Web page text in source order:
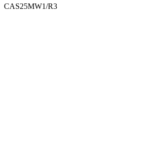
CAS25MW1/R3